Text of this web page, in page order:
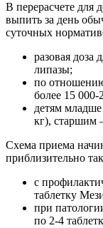
В перерасчете для
выпить за день
суточных
разовая доза
липазы;
по
более 15 000-
детям
кг), старшим
Схема приема
приблизительно
с
таблетку
при
по 2-4